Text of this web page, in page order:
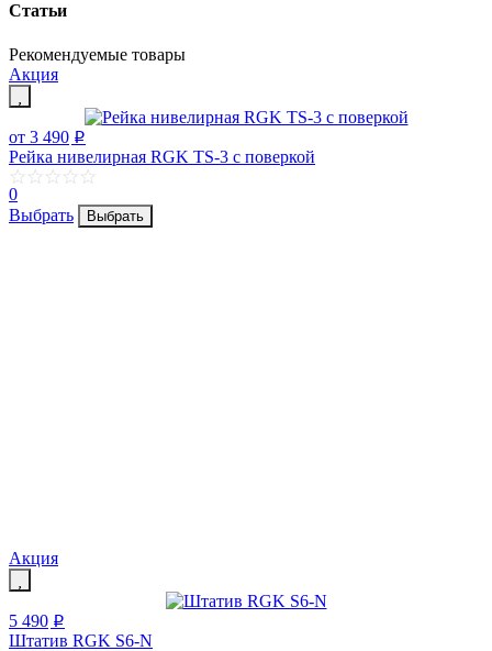
Статьи
Рекомендуемые товары
Акция
от 3 490 p
Рейка нивелирная RGK TS-3 с поверкой
0
Выбрать
Выбрать
Акция
5 490 p
Штатив RGK S6-N